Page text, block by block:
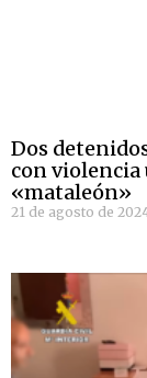
Dos
con
«mataleón»
21 de agosto de